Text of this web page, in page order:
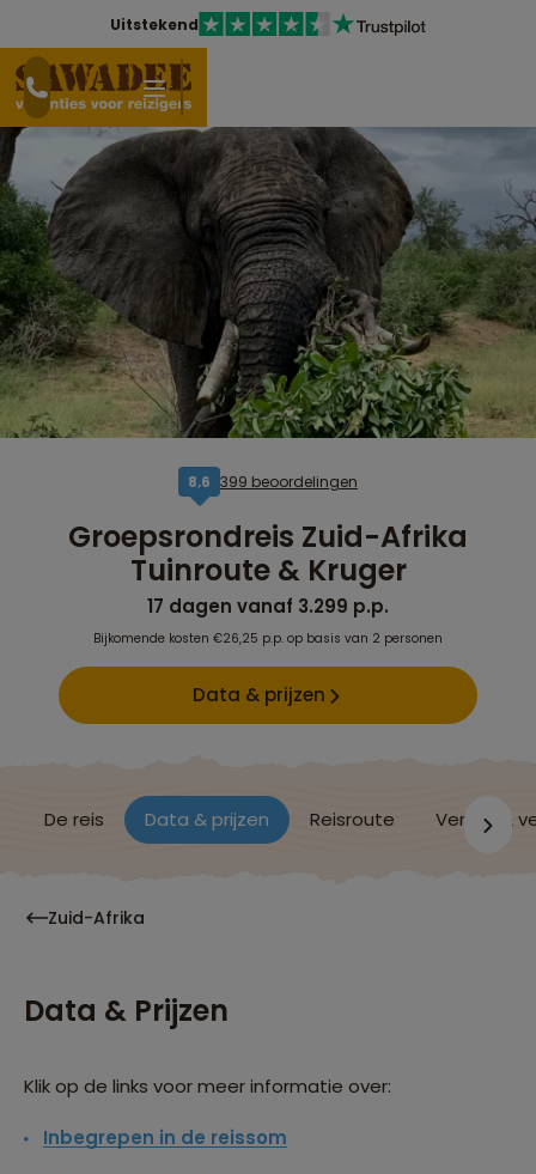
Uitstekend
8,6 399 beoordelingen
Groepsrondreis Zuid-Afrika
Tuinroute & Kruger
17 dagen vanaf 3.299 p.p.
Bijkomende kosten €26,25 p.p. op basis van 2 personen
Data & prijzen
De reis Data & prijzen Reisroute Verblijf &
Zuid-Afrika
Data & Prijzen
Klik op de links voor meer informatie over:
Inbegrepen in de reissom